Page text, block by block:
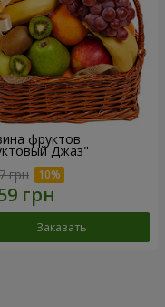
фруктов
Джаз"
грн
Заказать